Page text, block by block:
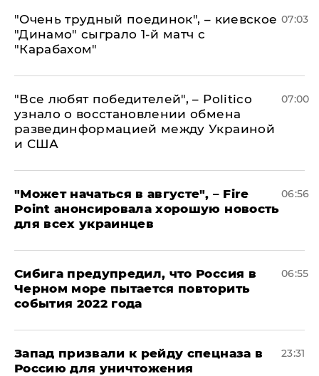
"Очень трудный поединок", – киевское
"Динамо" сыграло 1-й матч с
"Карабахом"
07:03
​"Все любят победителей", – Politico
узнало о восстановлении обмена
развединформацией между Украиной
и США
07:00
"Может начаться в августе", – Fire
Point анонсировала хорошую новость
для всех украинцев
06:56
Сибига предупредил, что Россия в
Черном море пытается повторить
события 2022 года
06:55
Запад призвали к рейду спецназа в
Россию для уничтожения
23:31